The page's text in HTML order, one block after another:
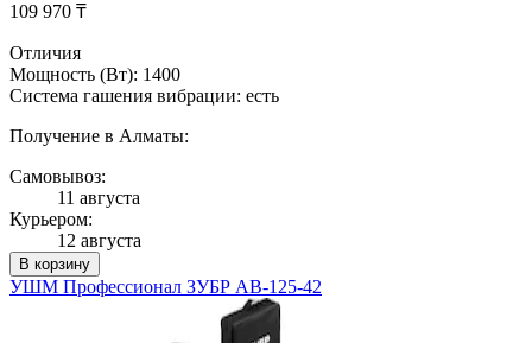
109 970 ₸
Отличия
Мощность (Вт): 1400
Система гашения вибрации: есть
Получение в Алматы:
Самовывоз:
11 августа
Курьером:
12 августа
В корзину
УШМ Профессионал ЗУБР AB-125-42